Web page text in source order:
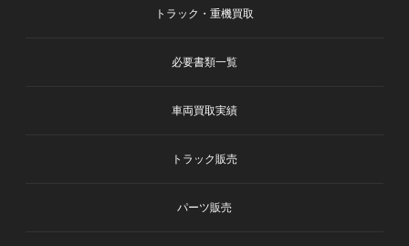
トラック・重機買取
必要書類一覧
車両買取実績
トラック販売
パーツ販売